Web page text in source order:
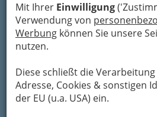
Mit Ihrer Einwilligung
Verwendung von
Werbung können Sie unsere
nutzen.
Diese schließt die
Adresse, Cookies & sonstigen
der EU (u.a. USA) ein.
Profil
Evelyn Vysher ist uns noch
fand ihre Stimme und ihre
Ausstrahlung sofort Anklang.
Doch ihr Start war durchaus